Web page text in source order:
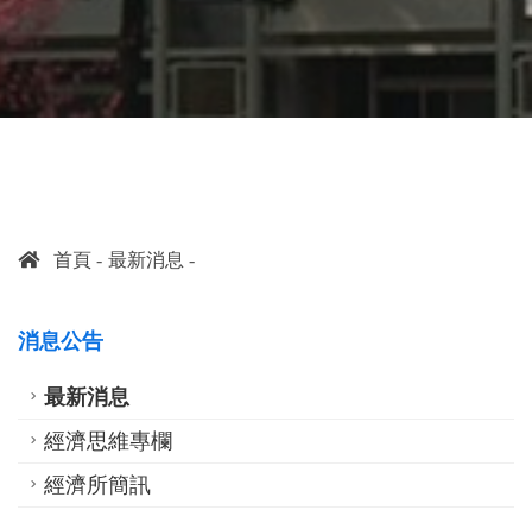
首頁 最新消息
消息公告
最新消息
經濟思維專欄
經濟所簡訊